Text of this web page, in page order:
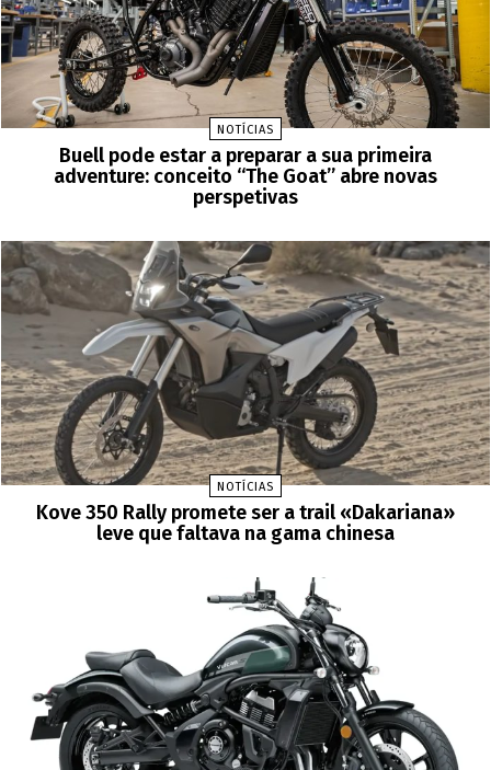
NOTÍCIAS
Buell pode estar a preparar a sua primeira
adventure: conceito “The Goat” abre novas
perspetivas
NOTÍCIAS
Kove 350 Rally promete ser a trail «Dakariana»
leve que faltava na gama chinesa